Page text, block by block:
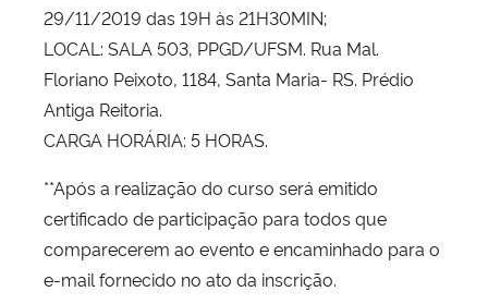
29/11/2019 das 19H às 21H30MIN;
LOCAL: SALA 503, PPGD/UFSM. Rua Mal.
Floriano Peixoto, 1184, Santa Maria- RS. Prédio
Antiga Reitoria.
CARGA HORÁRIA: 5 HORAS.
**Após a realização do curso será emitido
certificado de participação para todos que
comparecerem ao evento e encaminhado para o
e-mail fornecido no ato da inscrição.